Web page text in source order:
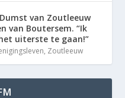
van Zoutleeuw
van Boutersem. “Ik
uiterste te gaan!”
, Zoutleeuw